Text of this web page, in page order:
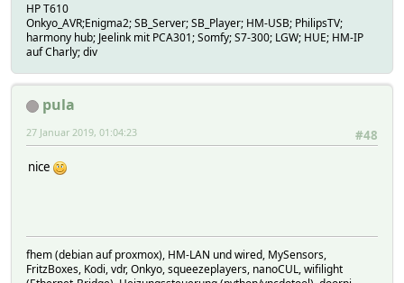
HP T610
Onkyo_AVR;Enigma2; SB_Server; SB_Player; HM-USB; PhilipsTV;
harmony hub; Jeelink mit PCA301; Somfy; S7-300; LGW; HUE; HM-IP
auf Charly; div
pula
#48
27 Januar 2019, 01:04:23
nice
fhem (debian auf proxmox), HM-LAN und wired, MySensors,
FritzBoxes, Kodi, vdr, Onkyo, squeezeplayers, nanoCUL, wifilight